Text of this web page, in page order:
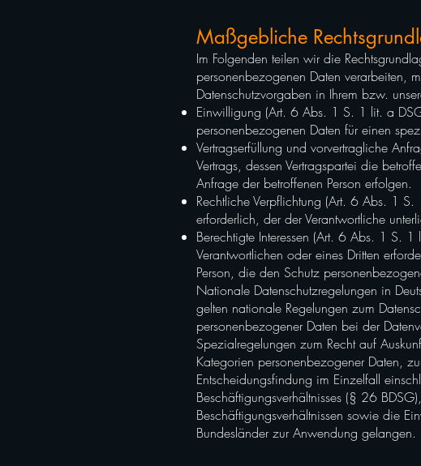
Maßgebliche
Im Folgenden teilen wir die
personenbezogenen Daten verarbeiten,
Datenschutzvorgaben in Ihrem bzw.
Einwilligung (Art. 6 Abs. 1 S. 1 lit. a
personenbezogenen Daten für einen
Vertragserfüllung und vorvertragliche
Vertrags, dessen Vertragspartei die
Anfrage der betroffenen Person erfolgen.
Rechtliche Verpflichtung (Art. 6 Abs. 1
erforderlich, der der Verantwortliche
Berechtigte Interessen (Art. 6 Abs. 1 S.
Verantwortlichen oder eines Dritten
Person, die den Schutz
Nationale Datenschutzregelungen in
gelten nationale Regelungen zum
personenbezogener Daten bei der
Spezialregelungen zum Recht auf
Kategorien personenbezogener Daten,
Entscheidungsfindung im Einzelfall
Beschäftigungsverhältnisses (§ 26
Beschäftigungsverhältnissen sowie die
Bundesländer zur Anwendung gelangen.